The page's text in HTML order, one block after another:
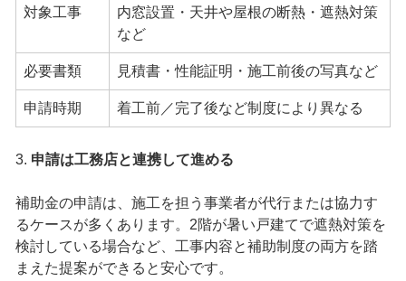
対象工事
内窓設置・天井や屋根の断熱・遮熱対策
など
必要書類 見積書・性能証明・施工前後の写真など
申請時期 着工前／完了後など制度により異なる
3. 申請は工務店と連携して進める
補助金の申請は、施工を担う事業者が代行または協力す
るケースが多くあります。2階が暑い戸建てで遮熱対策を
検討している場合など、工事内容と補助制度の両方を踏
まえた提案ができると安心です。